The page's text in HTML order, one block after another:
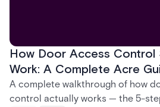
How Door Access Control
Work: A Complete Acre
A complete walkthrough of how
control actually works — the 5-